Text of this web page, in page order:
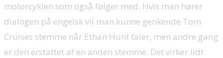
motorcyklen som også følger med. Hvis man hører
dialogen på engelsk vil man kunne genkende Tom
Cruises stemme når Ethan Hunt taler, men andre gang
er den erstattet af en anden stemme. Det virker lidt